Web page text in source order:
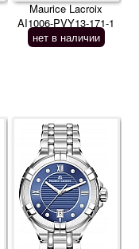
Maurice Lacroix
AI1006-PVY13-171-1
нет в наличии